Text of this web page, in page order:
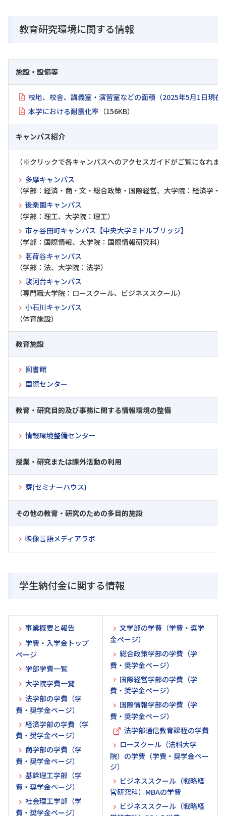
教育研究環境に関する情報
施設・設備等
校地、校舎、講義室・演習室などの面積（2025年5月1日現在
本学における耐震化率 （156KB）
キャンパス紹介
（※クリックで各キャンパスへのアクセスガイドがご覧になれま
多摩キャンパス
（学部：経済・商・文・総合政策・国際経営、大学院：経済学・
後楽園キャンパス
（学部：理工、大学院：理工）
市ヶ谷田町キャンパス【中央大学ミドルブリッジ】
（学部：国際情報、大学院：国際情報研究科）
茗荷谷キャンパス
（学部：法、大学院：法学）
駿河台キャンパス
（専門職大学院：ロースクール、ビジネススクール）
小石川キャンパス
（体育施設）
教育施設
図書館
国際センター
教育・研究目的及び事務に関する情報環境の整備
情報環境整備センター
授業・研究または課外活動の利用
寮(セミナーハウス)
その他の教育・研究のための多目的施設
映像言語メディアラボ
学生納付金に関する情報
事業概要と報告
学費・入学金トップ
ページ
学部学費一覧
大学院学費一覧
法学部の学費（学
費・奨学金ページ）
経済学部の学費（学
費・奨学金ページ）
商学部の学費（学
費・奨学金ページ）
基幹理工学部（学
費・奨学金ページ）
社会理工学部（学
費・奨学金ページ）
文学部の学費（学費・奨学
金ページ）
総合政策学部の学費（学
費・奨学金ページ）
国際経営学部の学費（学
費・奨学金ページ）
国際情報学部の学費（学
費・奨学金ページ）
法学部通信教育課程の学費
ロースクール（法科大学
院）の学費（学費・奨学金ペー
ジ）
ビジネススクール（戦略経
営研究科）MBAの学費
ビジネススクール（戦略経